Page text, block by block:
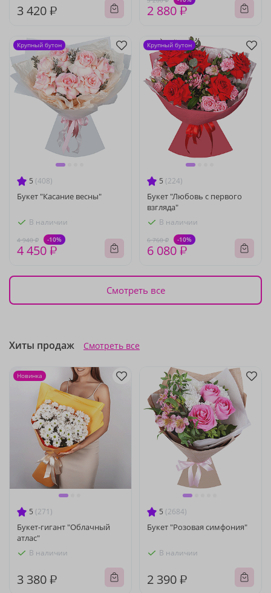
3 420 ₽ 2 880 ₽
5 (408)
Букет "Касание весны"
В наличии
4 940 ₽ -10%
4 450 ₽
Крупный бутон
5 (224)
Букет "Любовь с первого
взгляда"
В наличии
6 760 ₽ -10%
6 080 ₽
Крупный бутон
Смотреть все
Хиты продаж Смотреть все
5 (271)
Букет-гигант "Облачный
атлас"
В наличии
3 380 ₽
Новинка
5 (2684)
Букет "Розовая симфония"
В наличии
2 390 ₽